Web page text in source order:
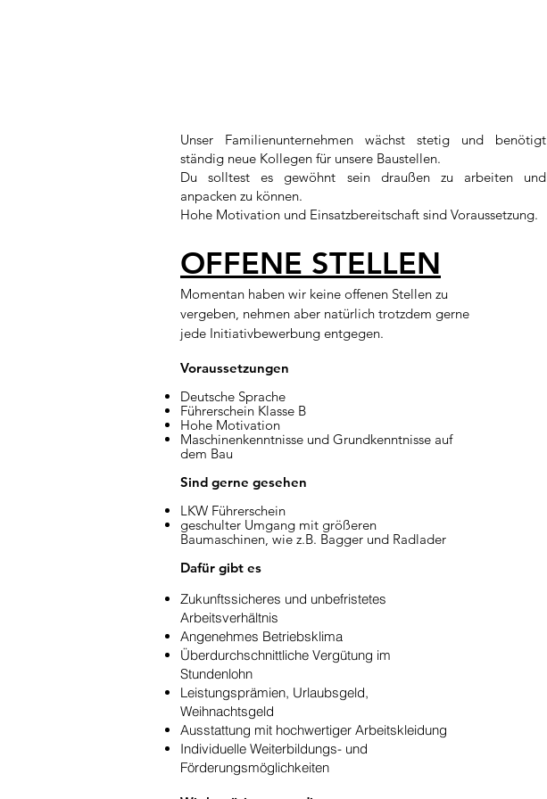
​Unser Familienunternehmen wächst stetig und benötigt
ständig neue Kollegen für unsere Baustellen.
Du solltest es gewöhnt sein draußen zu arbeiten und
anpacken zu können.
Hohe Motivation und Einsatzbereitschaft sind Voraussetzung.
OFFENE STELLEN
Momentan haben wir keine offenen Stellen zu
vergeben, nehmen aber natürlich trotzdem gerne
jede Initiativbewerbung entgegen.
Voraussetzungen
Deutsche Sprache
Führerschein Klasse B
Hohe Motivation
Maschinenkenntnisse und Grundkenntnisse auf
dem Bau
Sind gerne gesehen
LKW Führerschein
geschulter Umgang mit größeren
Baumaschinen, wie z.B. Bagger und Radlader
Dafür gibt es
Zukunftssicheres und unbefristetes
Arbeitsverhältnis
Angenehmes Betriebsklima
Überdurchschnittliche Vergütung im
Stundenlohn
Leistungsprämien, Urlaubsgeld,
Weihnachtsgeld
Ausstattung mit hochwertiger Arbeitskleidung
Individuelle Weiterbildungs- und
Förderungsmöglichkeiten